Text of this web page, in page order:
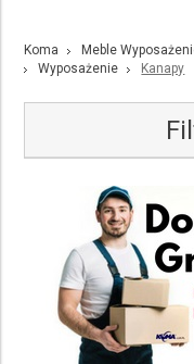
Koma Meble
Wyposażenie
Kanapy
Kategoria
Kanapy
Kolor pełna nazwa
Wybierz